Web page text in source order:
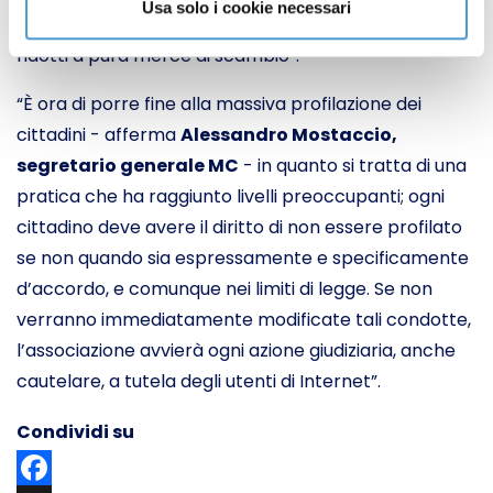
Usa solo i cookie necessari
ridotti a pura merce di scambio”.
“È ora di porre fine alla massiva profilazione dei
cittadini - affermaAlessandro Mostaccio,
segretario generale MC - in quanto si tratta di una
pratica che ha raggiunto livelli preoccupanti; ogni
cittadino deve avere il diritto di non essere profilato
se non quando sia espressamente e specificamente
d’accordo, e comunque nei limiti di legge. Se non
verranno immediatamente modificate tali condotte,
l’associazione avvierà ogni azione giudiziaria, anche
cautelare, a tutela degli utenti di Internet”.
Condividi su